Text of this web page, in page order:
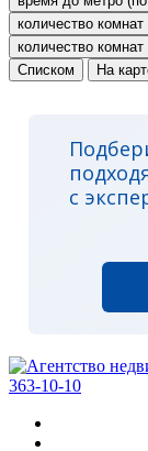
количество
количество
Списком
На
с
363-10-10